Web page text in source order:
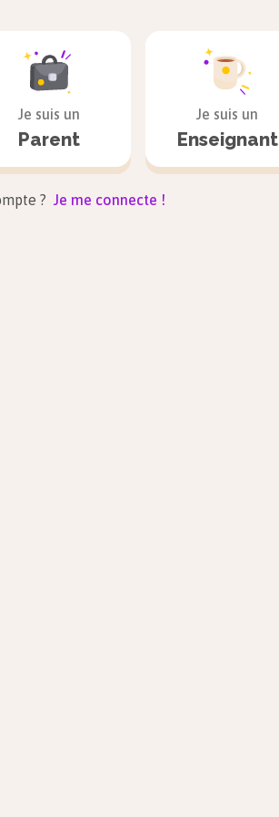
des États eux-mêmes (pouvoir
de mouvements terroristes…
journalistes à travers le monde sont
emprisonnement arbitraire,
Je suis un
Parent
Je suis un
Enseignant
? Je me connecte !